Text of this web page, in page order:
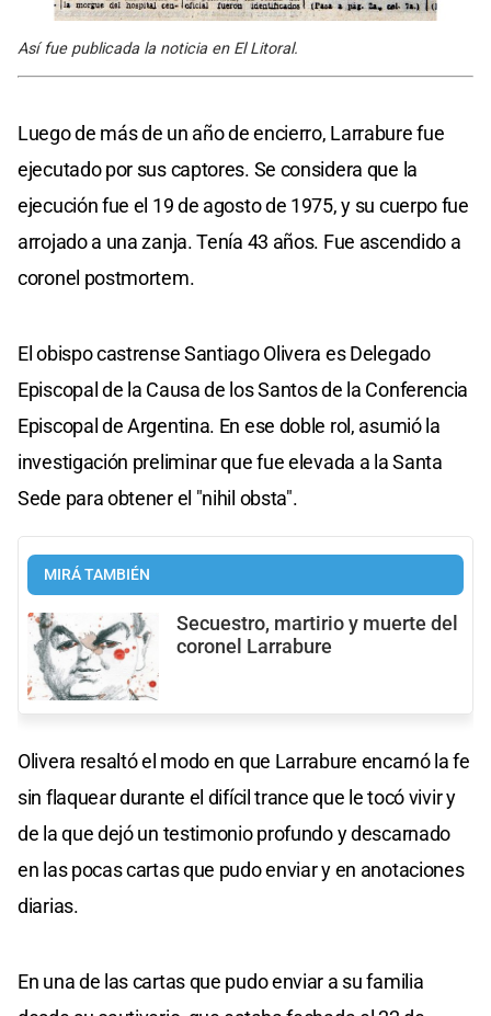
Así fue publicada la noticia en El Litoral.
Luego de más de un año de encierro, Larrabure fue
ejecutado por sus captores. Se considera que la
ejecución fue el 19 de agosto de 1975, y su cuerpo fue
arrojado a una zanja. Tenía 43 años. Fue ascendido a
coronel postmortem.
El obispo castrense Santiago Olivera es Delegado
Episcopal de la Causa de los Santos de la Conferencia
Episcopal de Argentina. En ese doble rol, asumió la
investigación preliminar que fue elevada a la Santa
Sede para obtener el "nihil obsta".
MIRÁ TAMBIÉN
Secuestro, martirio y muerte del
coronel Larrabure
Olivera resaltó el modo en que Larrabure encarnó la fe
sin flaquear durante el difícil trance que le tocó vivir y
de la que dejó un testimonio profundo y descarnado
en las pocas cartas que pudo enviar y en anotaciones
diarias.
En una de las cartas que pudo enviar a su familia